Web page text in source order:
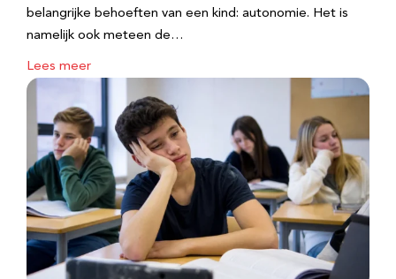
belangrijke behoeften van een kind: autonomie. Het is
namelijk ook meteen de…
Lees meer